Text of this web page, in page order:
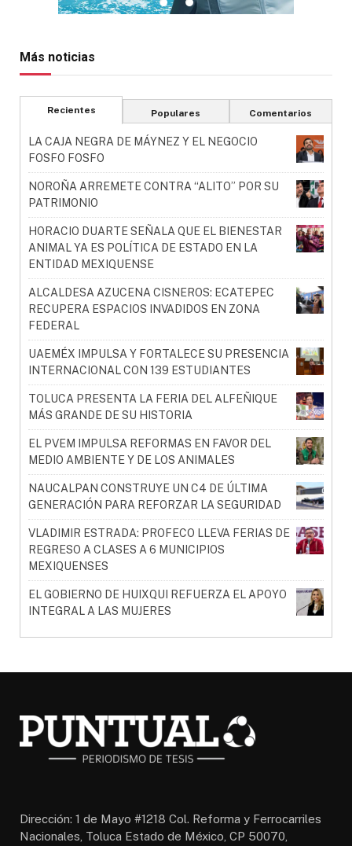
Más noticias
Recientes Populares Comentarios
LA CAJA NEGRA DE MÁYNEZ Y EL NEGOCIO
FOSFO FOSFO
NOROÑA ARREMETE CONTRA “ALITO” POR SU
PATRIMONIO
HORACIO DUARTE SEÑALA QUE EL BIENESTAR
ANIMAL YA ES POLÍTICA DE ESTADO EN LA
ENTIDAD MEXIQUENSE
ALCALDESA AZUCENA CISNEROS: ECATEPEC
RECUPERA ESPACIOS INVADIDOS EN ZONA
FEDERAL
UAEMÉX IMPULSA Y FORTALECE SU PRESENCIA
INTERNACIONAL CON 139 ESTUDIANTES
TOLUCA PRESENTA LA FERIA DEL ALFEÑIQUE
MÁS GRANDE DE SU HISTORIA
EL PVEM IMPULSA REFORMAS EN FAVOR DEL
MEDIO AMBIENTE Y DE LOS ANIMALES
NAUCALPAN CONSTRUYE UN C4 DE ÚLTIMA
GENERACIÓN PARA REFORZAR LA SEGURIDAD
VLADIMIR ESTRADA: PROFECO LLEVA FERIAS DE
REGRESO A CLASES A 6 MUNICIPIOS
MEXIQUENSES
EL GOBIERNO DE HUIXQUI REFUERZA EL APOYO
INTEGRAL A LAS MUJERES
Dirección: 1 de Mayo #1218 Col. Reforma y Ferrocarriles
Nacionales, Toluca Estado de México, CP 50070,